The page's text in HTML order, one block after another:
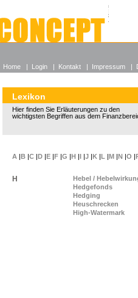
Alle
Wieso
Lexikon
Hier finden Sie Erläuterungen zu den
wichtigsten Begriffen aus dem
A |B |C |D |E |F |G |H |I |J |K |L |M |N |O |
H
Hebel /
Hedgefonds
Hedging
Heuschrecken
High-Watermark
Home | Login | Kontakt | Impressum |